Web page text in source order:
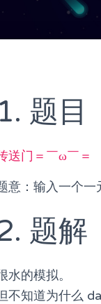
1. 题目
送门＝￣ω￣＝
意：输入一个
题解
水的模拟。
不知道为什么